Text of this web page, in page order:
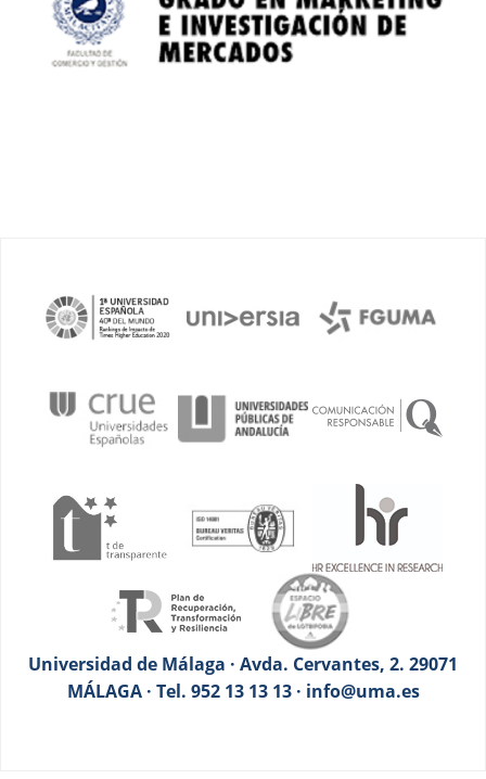
Universidad de Málaga · Avda. Cervantes, 2. 29071
MÁLAGA · Tel. 952 13 13 13 · info@uma.es